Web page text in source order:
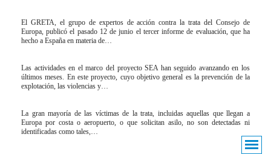
El GRETA, el grupo de expertos de acción contra la trata del Consejo de
Europa, publicó el pasado 12 de junio el tercer informe de evaluación, que ha
hecho a España en materia de…
Las actividades en el marco del proyecto SEA han seguido avanzando en los
últimos meses. En este proyecto, cuyo objetivo general es la prevención de la
explotación, las violencias y…
La gran mayoría de las víctimas de la trata, incluidas aquellas que llegan a
Europa por costa o aeropuerto, o que solicitan asilo, no son detectadas ni
identificadas como tales,…